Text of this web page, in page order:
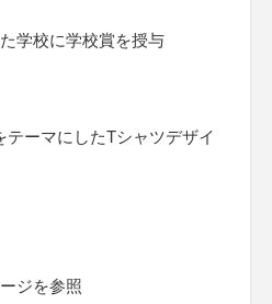
学校に学校賞を授与
テーマにしたTシャツデザイ
ジを参照